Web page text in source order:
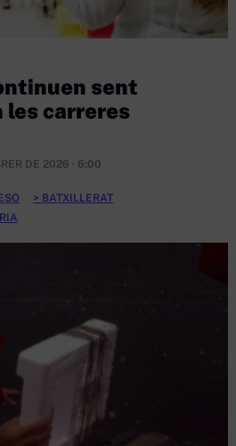
sent
carreres
DE 2026 · 6:00
BATXILLERAT